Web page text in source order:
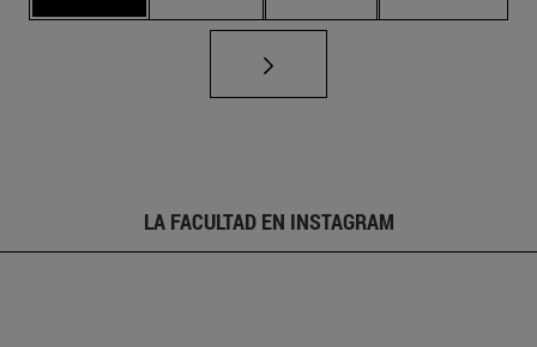
LA FACULTAD EN INSTAGRAM